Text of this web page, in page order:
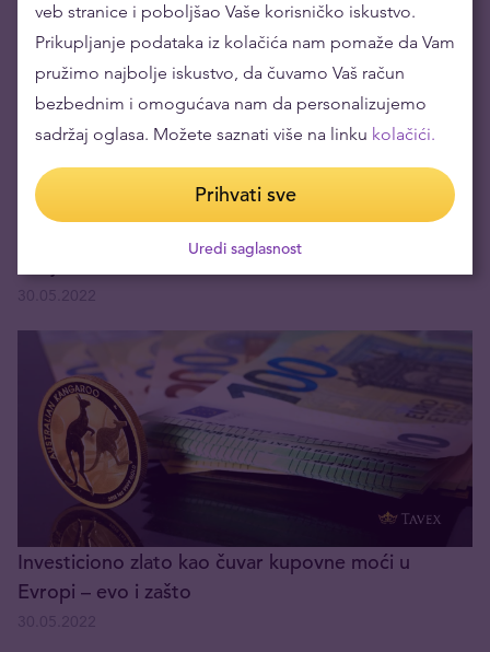
30.05.2022
Investiciono zlato kao čuvar kupovne moći u
Evropi – evo i zašto
veb stranice i poboljšao Vaše korisničko iskustvo.
Prikupljanje podataka iz kolačića nam pomaže da Vam
pružimo najbolje iskustvo, da čuvamo Vaš račun
bezbednim i omogućava nam da personalizujemo
sadržaj oglasa. Možete saznati više na linku kolačići.
Prihvati sve
Uredi saglasnost